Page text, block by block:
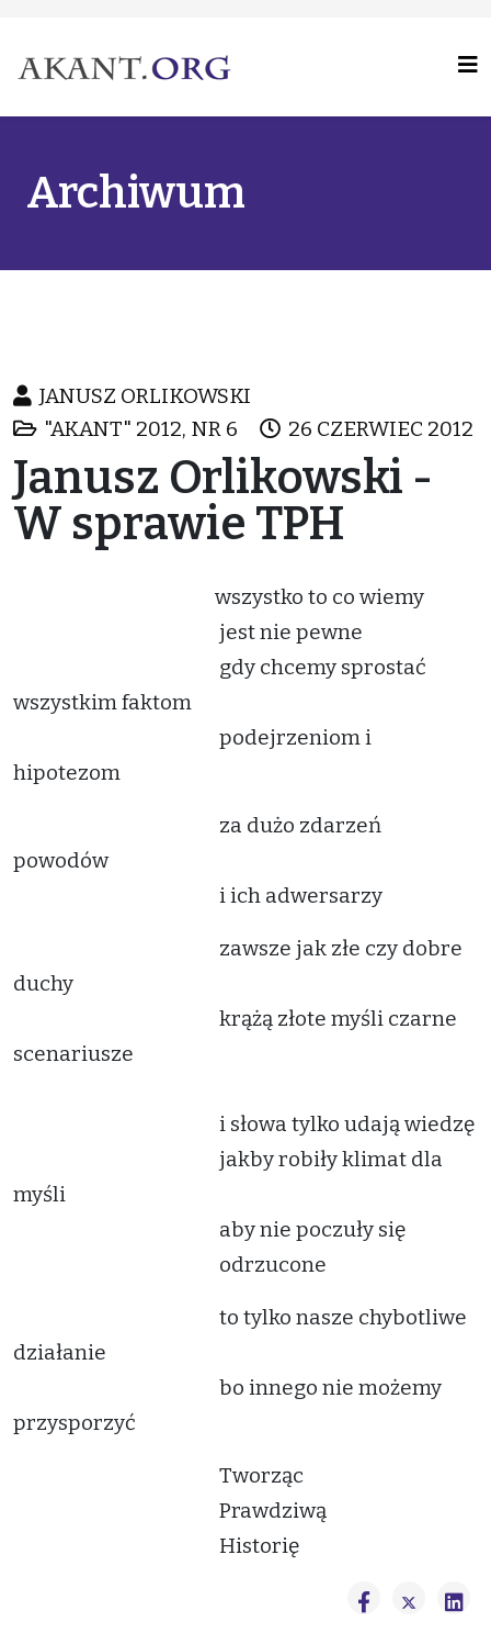
Archiwum
JANUSZ ORLIKOWSKI
"AKANT" 2012, NR 6
26 CZERWIEC 2012
Janusz Orlikowski -
W sprawie TPH
wszystko to co wiemy
jest nie pewne
gdy chcemy sprostać
wszystkim faktom
podejrzeniom i
hipotezom
za dużo zdarzeń
powodów
i ich adwersarzy
zawsze jak złe czy dobre
duchy
krążą złote myśli czarne
scenariusze
i słowa tylko udają wiedzę
jakby robiły klimat dla
myśli
aby nie poczuły się
odrzucone
to tylko nasze chybotliwe
działanie
bo innego nie możemy
przysporzyć
Tworząc
Prawdziwą
Historię